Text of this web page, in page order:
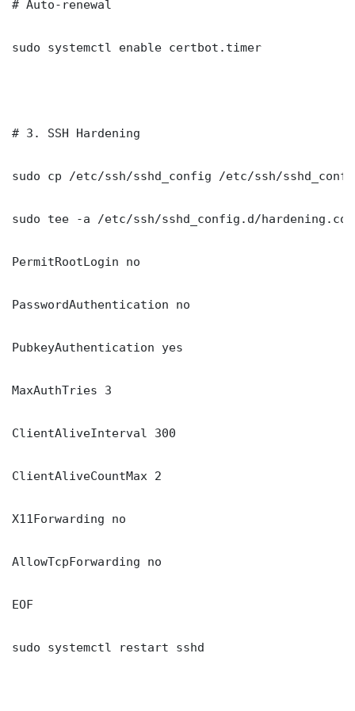
# Auto-renewal
sudo systemctl enable certbot.timer
# 3. SSH Hardening
sudo cp /etc/ssh/sshd_config /etc/ssh/
sudo tee -a /etc/ssh/sshd_config.d/
PermitRootLogin no
PasswordAuthentication no
PubkeyAuthentication yes
MaxAuthTries 3
ClientAliveInterval 300
ClientAliveCountMax 2
X11Forwarding no
AllowTcpForwarding no
EOF
sudo systemctl restart sshd